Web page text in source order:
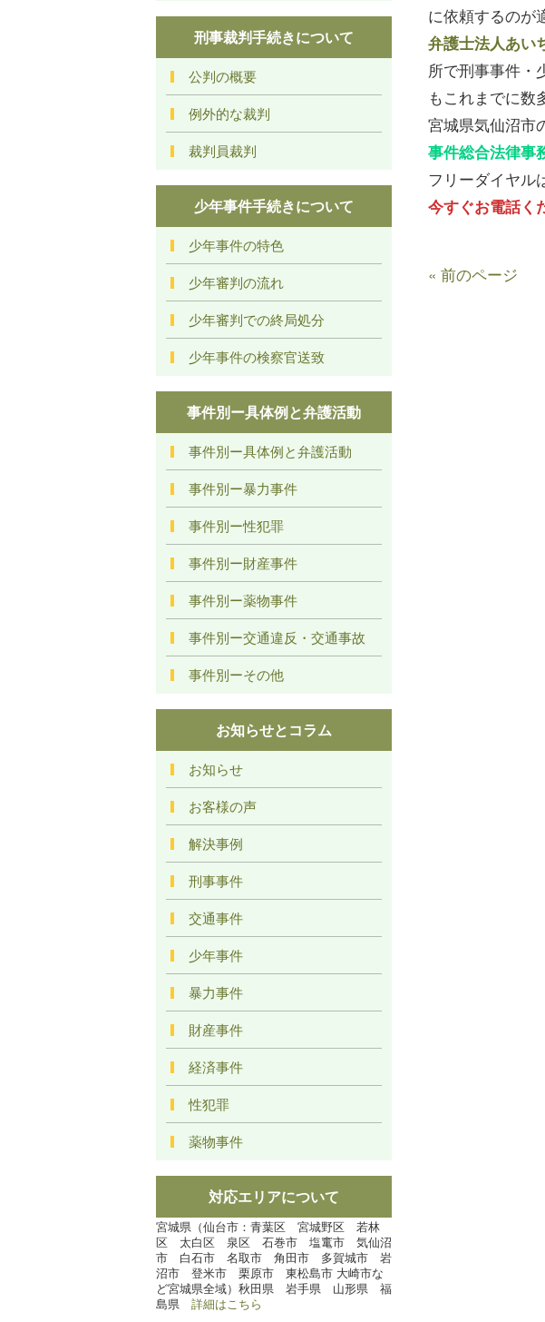
に依頼するのが
弁護士法人あい
所で刑事事件・
もこれまでに数
宮城県気仙沼市
事件総合法律事
フリーダイヤル
今すぐお電話く
« 前のページ
刑事裁判手続きについて
公判の概要
例外的な裁判
裁判員裁判
少年事件手続きについて
少年事件の特色
少年審判の流れ
少年審判での終局処分
少年事件の検察官送致
事件別ー具体例と弁護活動
事件別ー具体例と弁護活動
事件別ー暴力事件
事件別ー性犯罪
事件別ー財産事件
事件別ー薬物事件
事件別ー交通違反・交通事故
事件別ーその他
お知らせとコラム
お知らせ
お客様の声
解決事例
刑事事件
交通事件
少年事件
暴力事件
財産事件
経済事件
性犯罪
薬物事件
対応エリアについて
宮城県（仙台市：青葉区 宮城野区 若林
区 太白区 泉区 石巻市 塩竃市 気仙沼
市 白石市 名取市 角田市 多賀城市 岩
沼市 登米市 栗原市 東松島市 大崎市な
ど宮城県全域）秋田県 岩手県 山形県 福
島県 詳細はこちら